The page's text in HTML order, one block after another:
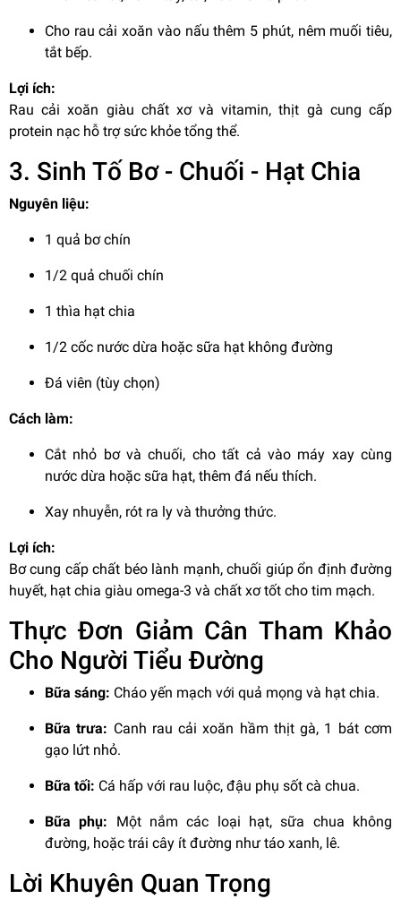
Cho rau cải xoăn vào nấu thêm 5 phút, nêm muối tiêu,
tắt bếp.
Lợi ích:
Rau cải xoăn giàu chất xơ và vitamin, thịt gà cung cấp
protein nạc hỗ trợ sức khỏe tổng thể.
3. Sinh Tố Bơ - Chuối - Hạt Chia
Nguyên liệu:
1 quả bơ chín
1/2 quả chuối chín
1 thìa hạt chia
1/2 cốc nước dừa hoặc sữa hạt không đường
Đá viên (tùy chọn)
Cách làm:
Cắt nhỏ bơ và chuối, cho tất cả vào máy xay cùng
nước dừa hoặc sữa hạt, thêm đá nếu thích.
Xay nhuyễn, rót ra ly và thưởng thức.
Lợi ích:
Bơ cung cấp chất béo lành mạnh, chuối giúp ổn định đường
huyết, hạt chia giàu omega-3 và chất xơ tốt cho tim mạch.
Thực Đơn Giảm Cân Tham Khảo
Cho Người Tiểu Đường
Bữa sáng: Cháo yến mạch với quả mọng và hạt chia.
Bữa trưa: Canh rau cải xoăn hầm thịt gà, 1 bát cơm
gạo lứt nhỏ.
Bữa tối: Cá hấp với rau luộc, đậu phụ sốt cà chua.
Bữa phụ: Một nắm các loại hạt, sữa chua không
đường, hoặc trái cây ít đường như táo xanh, lê.
Lời Khuyên Quan Trọng